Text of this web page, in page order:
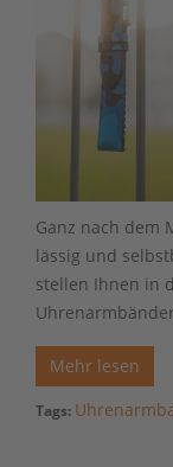
Ganz nach dem
lässig und
stellen Ihnen in
Mehr lesen
Tags: